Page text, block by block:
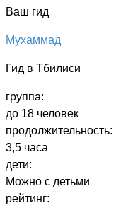
Ваш гид
Мухаммад
Гид в Тбилиси
группа:
до 18 человек
продолжительность:
3,5 часа
дети:
Можно с детьми
рейтинг: